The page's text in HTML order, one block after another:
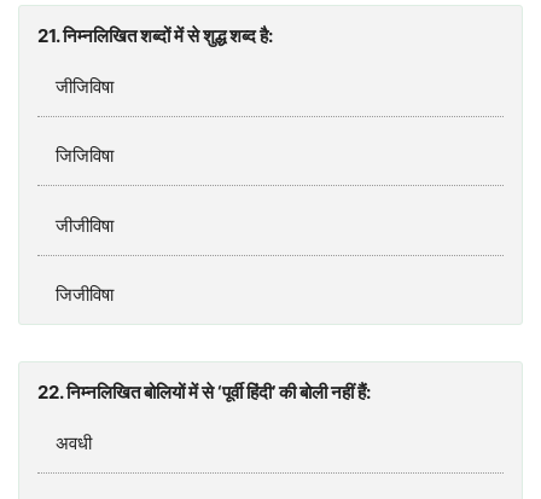
21. निम्‍नलिखित शब्‍दों में से शुद्ध शब्‍द है:
जीजिविषा
जिजिविषा
जीजीविषा
जिजीविषा
22. निम्‍नलिखित बोलियों में से ‘पूर्वी हिंदी’ की बोली नहीं हैं:
अवधी